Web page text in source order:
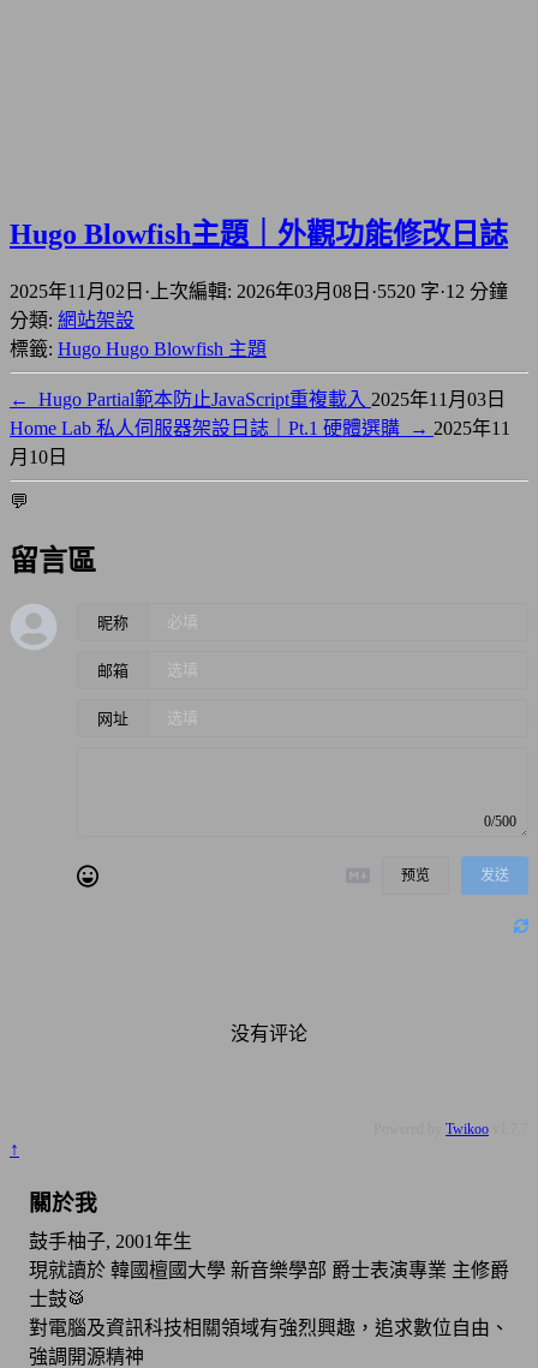
Hugo Blowfish主題｜外觀功能修改日誌
2025年11月02日 ·上次編輯: 2026年03月08日 ·5520 字·12 分鐘
分類: 網站架設
標籤: Hugo Hugo Blowfish 主題
← Hugo Partial範本防止JavaScript重複載入 2025年11月03日
Home Lab 私人伺服器架設日誌｜Pt.1 硬體選購
→ 2025年11
月10日
💬
留言區
昵称
邮箱
网址
0/500
预览 发送
没有评论
Twikoo
↑
關於我
鼓手柚子, 2001年生
現就讀於 韓國檀國大學 新音樂學部 爵士表演專業 主修爵
士鼓🥁
對電腦及資訊科技相關領域有強烈興趣，追求數位自由、
強調開源精神